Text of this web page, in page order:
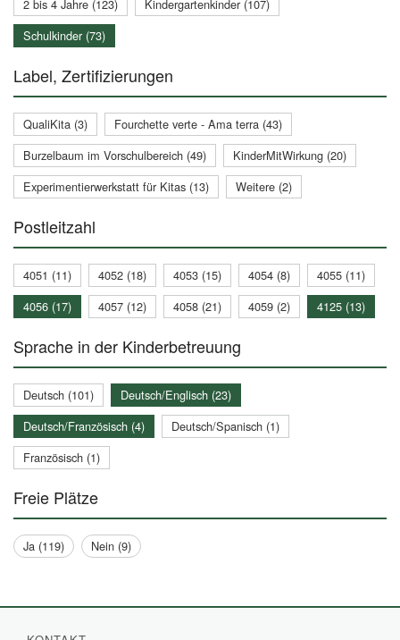
2 bis 4 Jahre (123)
Kindergartenkinder (107)
Schulkinder (73)
Label, Zertifizierungen
QualiKita (3)
Fourchette verte - Ama terra (43)
Burzelbaum im Vorschulbereich (49)
KinderMitWirkung (20)
Experimentierwerkstatt für Kitas (13)
Weitere (2)
Postleitzahl
4051 (11) 4052 (18) 4053 (15) 4054 (8)
4055 (11)
4056 (17)
4057 (12) 4058 (21) 4059 (2) 4125 (13)
Sprache in der Kinderbetreuung
Deutsch (101)
Deutsch/Englisch (23)
Deutsch/Französisch (4)
Deutsch/Spanisch (1)
Französisch (1)
Freie Plätze
Ja (119) Nein (9)